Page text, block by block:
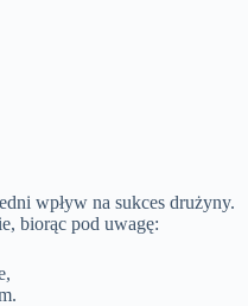
wpływ na sukces drużyny.
biorąc pod uwagę: